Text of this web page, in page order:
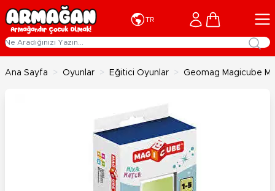
İçeriğe geç
TR Cart
Ana Sayfa > Oyunlar > Eğitici Oyunlar > Geomag Magicube